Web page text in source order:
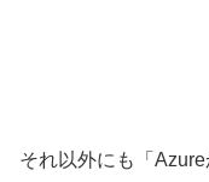
それ以外にも「